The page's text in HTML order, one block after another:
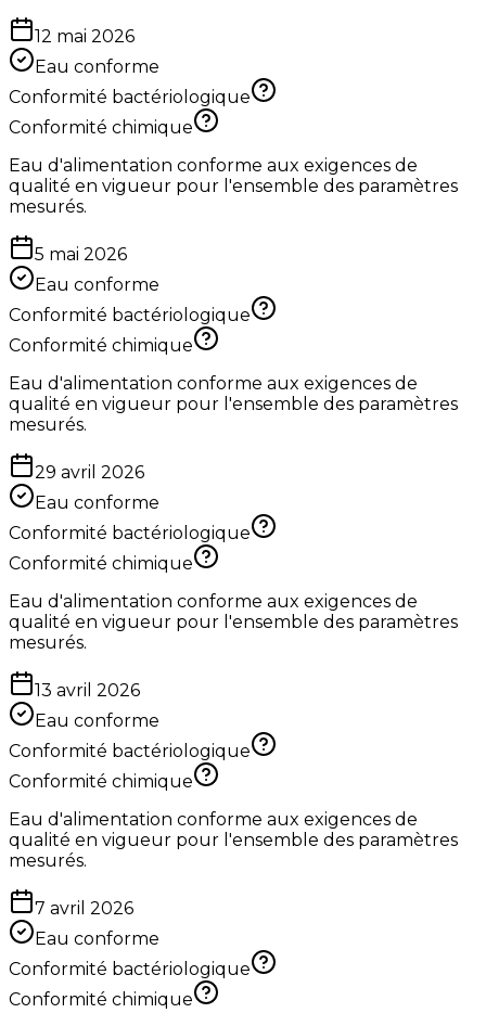
12 mai 2026
Eau conforme
Conformité bactériologique
Conformité chimique
Eau d'alimentation conforme aux exigences de
qualité en vigueur pour l'ensemble des paramètres
mesurés.
5 mai 2026
Eau conforme
Conformité bactériologique
Conformité chimique
Eau d'alimentation conforme aux exigences de
qualité en vigueur pour l'ensemble des paramètres
mesurés.
29 avril 2026
Eau conforme
Conformité bactériologique
Conformité chimique
Eau d'alimentation conforme aux exigences de
qualité en vigueur pour l'ensemble des paramètres
mesurés.
13 avril 2026
Eau conforme
Conformité bactériologique
Conformité chimique
Eau d'alimentation conforme aux exigences de
qualité en vigueur pour l'ensemble des paramètres
mesurés.
7 avril 2026
Eau conforme
Conformité bactériologique
Conformité chimique